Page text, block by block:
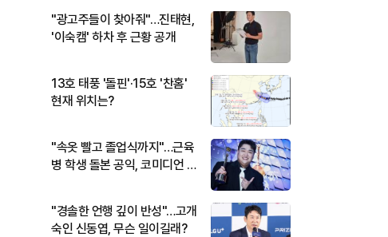
"광고주들이 찾아줘"…진태현,
'이숙캠' 하차 후 근황 공개
13호 태풍 '돌핀'·15호 '찬홈'
현재 위치는?
"속옷 빨고 졸업식까지"…근육
병 학생 돌본 공익, 코미디언 김
"경솔한 언행 깊이 반성"…고개
숙인 신동엽, 무슨 일이길래?